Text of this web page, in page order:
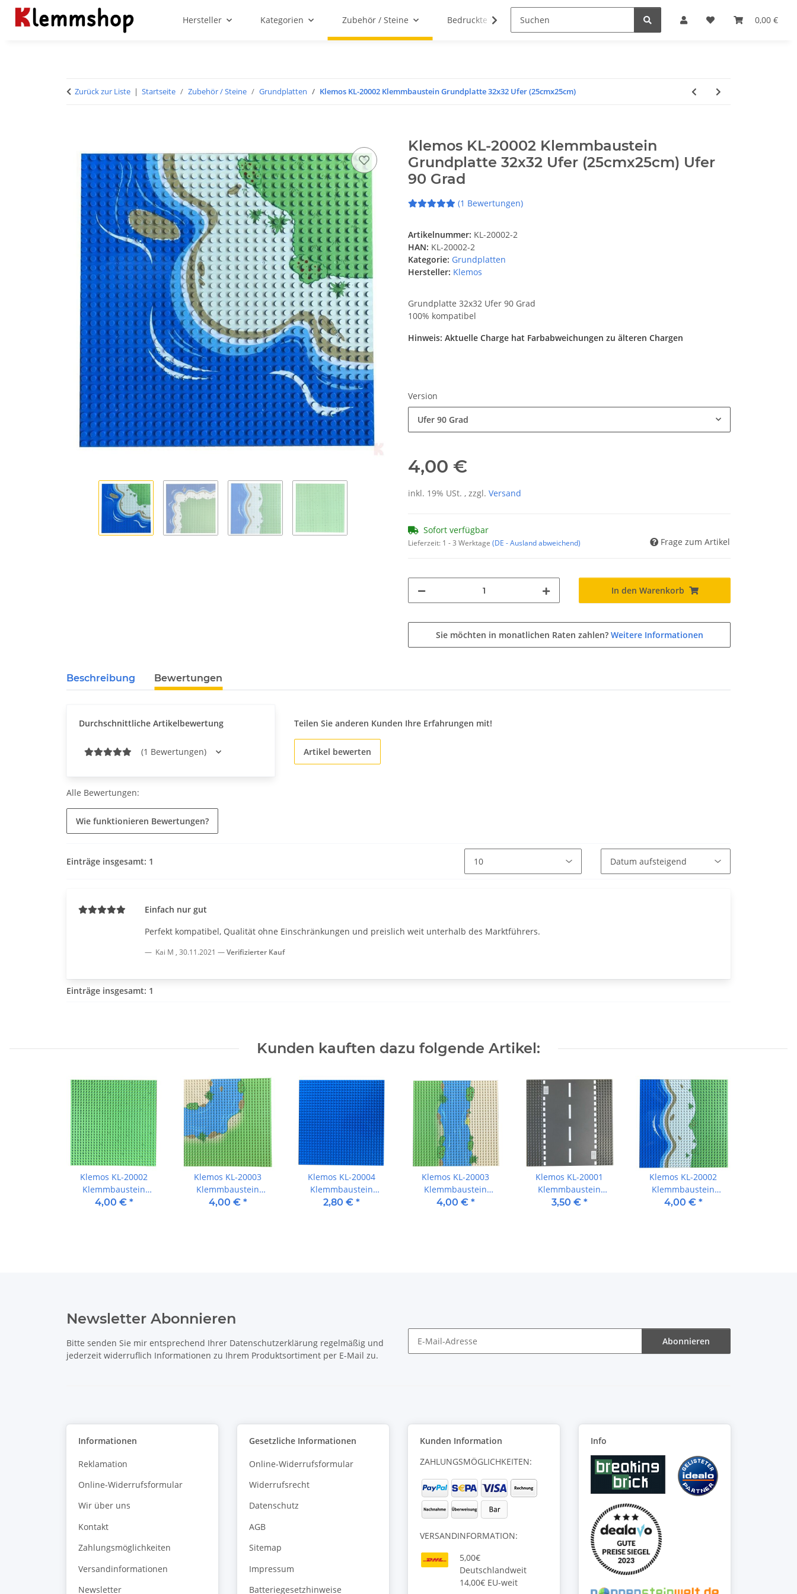
0,00 €
Hersteller Kategorien Zubehör / Steine Bedruckte Klemmbausteine Sonderpreise
Zurück zur Liste Startseite Zubehör / Steine Grundplatten Klemos KL-20002 Klemmbaustein Grundplatte 32x32 Ufer (25cmx25cm)
Klemos KL-20002 Klemmbaustein
Grundplatte 32x32 Ufer (25cmx25cm) Ufer
90 Grad
(1 Bewertungen)
Artikelnummer: KL-20002-2
HAN: KL-20002-2
Kategorie: Grundplatten
Hersteller: Klemos
Grundplatte 32x32 Ufer 90 Grad
100% kompatibel
Hinweis: Aktuelle Charge hat Farbabweichungen zu älteren Chargen
Version
Ufer 90 Grad
4,00 €
inkl. 19% USt. , zzgl. Versand
Sofort verfügbar
Lieferzeit: 1 - 3 Werktage (DE - Ausland abweichend) Frage zum Artikel
In den Warenkorb
Sie möchten in monatlichen Raten zahlen? Weitere Informationen
Beschreibung Bewertungen
Durchschnittliche Artikelbewertung
(1 Bewertungen)
Teilen Sie anderen Kunden Ihre Erfahrungen mit!
Artikel bewerten
Alle Bewertungen:
Wie funktionieren Bewertungen?
Einträge insgesamt: 1
Einfach nur gut
Perfekt kompatibel, Qualität ohne Einschränkungen und preislich weit unterhalb des Marktführers.
Kai M , 30.11.2021 Verifizierter Kauf
Einträge insgesamt: 1
Kunden kauften dazu folgende Artikel:
Klemos KL-20002
Klemmbaustein
Grundplatte 32x32 Ufer
4,00 € *
Klemos KL-20003
Klemmbaustein
Grundplatte 32x32
4,00 € *
Klemos KL-20004
Klemmbaustein
Grundplatte 32x32 Blau
2,80 € *
Klemos KL-20003
Klemmbaustein
Grundplatte 32x32
4,00 € *
Klemos KL-20001
Klemmbaustein
Grundplatte 32x32
3,50 € *
Klemos KL-20002
Klemmbaustein
Grundplatte 32x32 Ufer
4,00 € *
Newsletter Abonnieren
Bitte senden Sie mir entsprechend Ihrer Datenschutzerklärung regelmäßig und
jederzeit widerruflich Informationen zu Ihrem Produktsortiment per E-Mail zu.
Abonnieren
Informationen
Reklamation
Online-Widerrufsformular
Wir über uns
Kontakt
Zahlungsmöglichkeiten
Versandinformationen
Newsletter
Gesetzliche Informationen
Online-Widerrufsformular
Widerrufsrecht
Datenschutz
AGB
Sitemap
Impressum
Batteriegesetzhinweise
Kunden Information
ZAHLUNGSMÖGLICHKEITEN:
VERSANDINFORMATION:
5,00€
Deutschlandweit
14,00€ EU-weit
Info